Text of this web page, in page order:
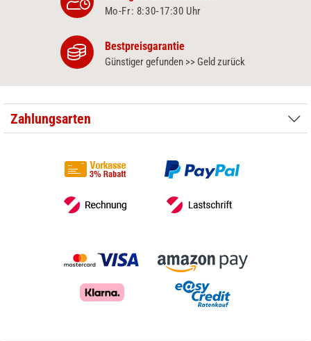
Mo-Fr: 8:30‑17:30 Uhr
Bestpreisgarantie
Günstiger gefunden >> Geld zurück
Zahlungsarten